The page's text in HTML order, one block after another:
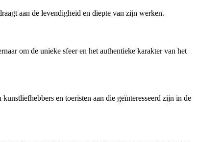
aan de levendigheid en diepte van zijn werken.
om de unieke sfeer en het authentieke karakter van het
en toeristen aan die geïnteresseerd zijn in de